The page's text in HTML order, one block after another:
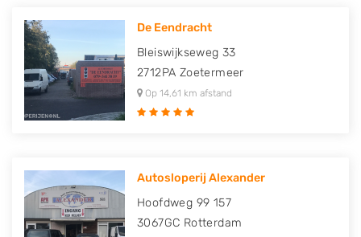
De Eendracht
Bleiswijkseweg 33
2712PA Zoetermeer
Op 14,61 km afstand
Autosloperij Alexander
Hoofdweg 99 157
3067GC Rotterdam